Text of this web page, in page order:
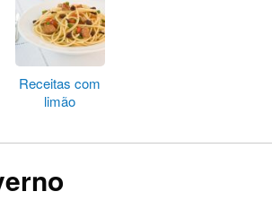
Receitas com
limão